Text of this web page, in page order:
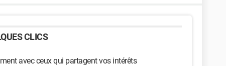
CLICS
avec ceux qui partagent vos intérêts